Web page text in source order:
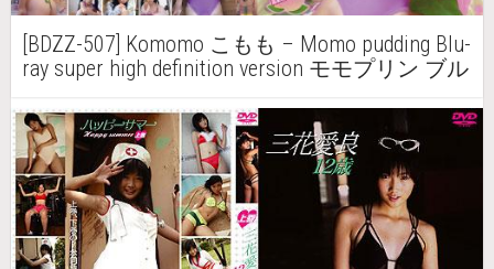
[BDZZ-507] Komomo こもも – Momo pudding Blu-
ray super high definition version モモプリン ブル